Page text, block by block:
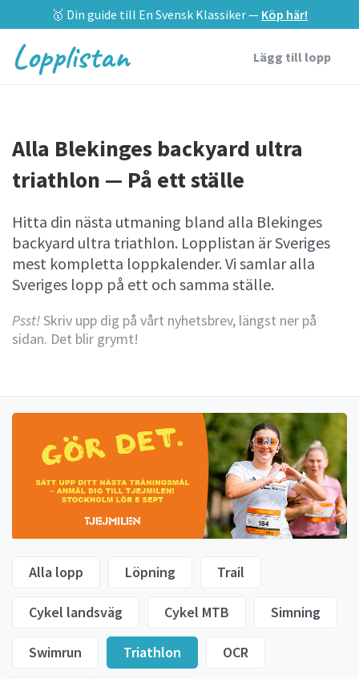
🥇 Din guide till En Svensk Klassiker — Köp här!
Lopplistan Lägg till lopp
Alla Blekinges backyard ultra
triathlon — På ett ställe
Hitta din nästa utmaning bland alla Blekinges
backyard ultra triathlon. Lopplistan är Sveriges
mest kompletta loppkalender. Vi samlar alla
Sveriges lopp på ett och samma ställe.
Psst!Skriv upp dig på vårt nyhetsbrev, längst ner på
sidan. Det blir grymt!
Alla lopp Löpning Trail
Cykel landsväg Cykel MTB Simning
Swimrun Triathlon OCR